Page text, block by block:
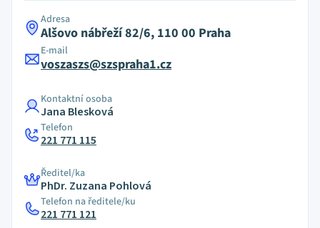
Adresa
Alšovo nábřeží 82/6, 110 00 Praha
E-mail
voszaszs@szspraha1.cz
Kontaktní osoba
Jana Blesková
Telefon
221 771 115
Ředitel/ka
PhDr. Zuzana Pohlová
Telefon na ředitele/ku
221 771 121